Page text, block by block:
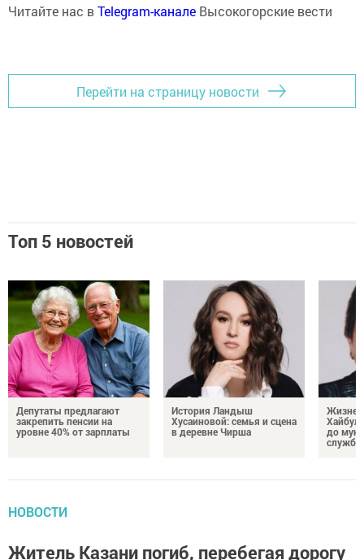
Читайте нас вTelegram-канале Высокогорские вести
Перейти на страницу новости
Топ 5 новостей
Депутаты предлагают
закрепить пенсии на
уровне 40% от зарплаты
История Ландыш
Хусаиновой: семья и сцена
в деревне Чирша
до
службы
НОВОСТИ
Житель Казани погиб, перебегая дорогу